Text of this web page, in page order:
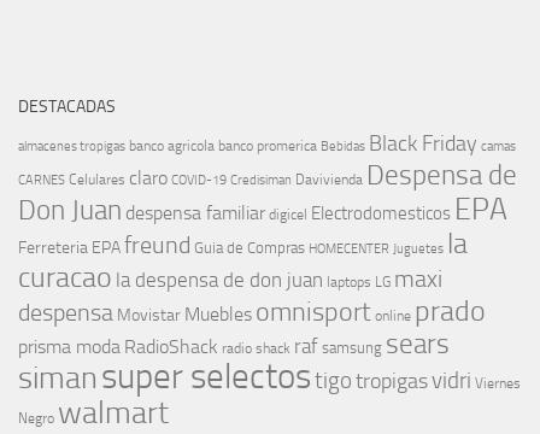
DESTACADAS
almacenes tropigas banco agricola banco promerica Bebidas Black Friday camas
CARNES Celulares claro COVID-19 Credisiman Davivienda Despensa de
Don Juan despensa familiar digicel Electrodomesticos EPA
Ferreteria EPAfreund Guia de Compras HOMECENTER Juguetes la
curacao la despensa de don juan laptops LG maxi
despensa Movistar Muebles omnisport online prado
prisma moda RadioShack radio shack raf samsung sears
simansuper selectostigotropigasvidri Viernes
Negro walmart